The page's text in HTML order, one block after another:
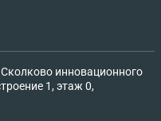
инновационного
1, этаж 0,